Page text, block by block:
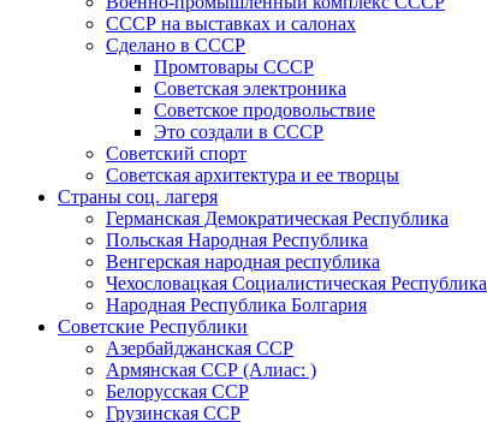
СССР на выставках и салонах
Сделано в СССР
Промтовары СССР
Советская электроника
Советское продовольствие
Это создали в СССР
Советский спорт
Советская архитектура и ее творцы
Страны соц. лагеря
Германская Демократическая Республика
Польская Народная Республика
Венгерская народная республика
Чехословацкая Социалистическая Республика
Народная Республика Болгария
Советские Республики
Азербайджанская ССР
Армянская ССР (Алиас: )
Белорусская ССР
Грузинская ССР